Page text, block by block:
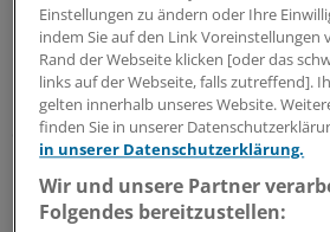
Sohlen werden flexibler
Moderne Sportschuhe sollen
damit auch die
reduzieren. Zunehmend
Belastungsmustern beim
Einstellungen zu ändern oder Ihre
indem Sie auf den Link Voreinstellungen
Rand der Webseite klicken [oder das
links auf der Webseite, falls zutreffend].
gelten innerhalb unseres Website.
finden Sie in unserer
in unserer Datenschutzerklärung.
Wir und unsere Partner
Folgendes bereitzustellen: